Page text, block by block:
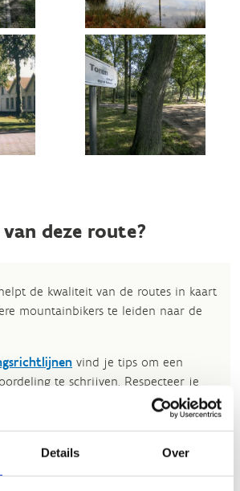
Details Over
deze route?
de kwaliteit van de routes in kaart
mountainbikers te leiden naar de
vind je tips om een
te schrijven. Respecteer je
dan kunnen wij beslissen jouw
Wij behouden ons het recht
evaluatie zonder de feitelijke
bijvoorbeeld om taalfouten